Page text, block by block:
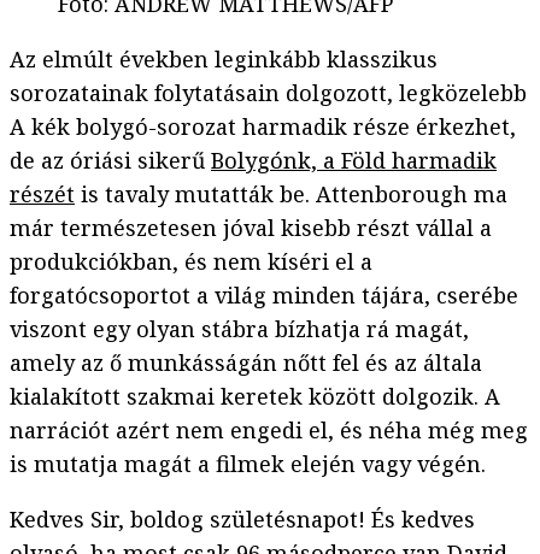
Az elmúlt években leginkább klasszikus
sorozatainak folytatásain dolgozott, legközelebb
A kék bolygó-sorozat harmadik része érkezhet,
de az óriási sikerű Bolygónk, a Föld harmadik
részét is tavaly mutatták be. Attenborough ma
már természetesen jóval kisebb részt vállal a
produkciókban, és nem kíséri el a
forgatócsoportot a világ minden tájára, cserébe
viszont egy olyan stábra bízhatja rá magát,
amely az ő munkásságán nőtt fel és az általa
kialakított szakmai keretek között dolgozik. A
narrációt azért nem engedi el, és néha még meg
is mutatja magát a filmek elején vagy végén.
Kedves Sir, boldog születésnapot! És kedves